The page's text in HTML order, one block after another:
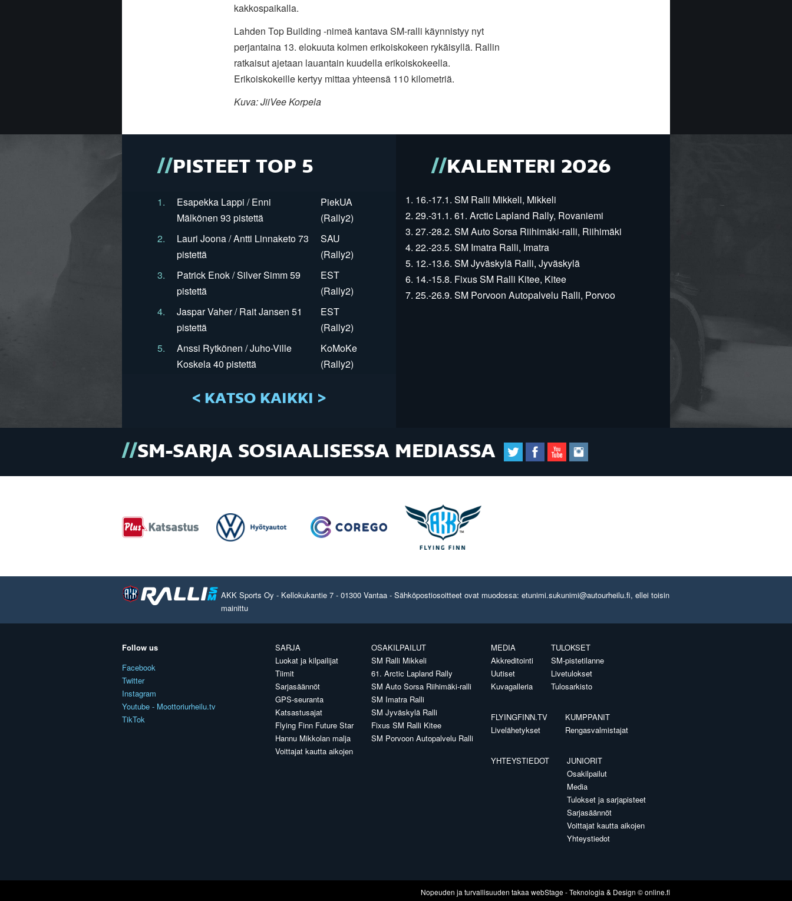
kakkospaikalla.
Lahden Top Building -nimeä kantava SM-ralli käynnistyy nyt
perjantaina 13. elokuuta kolmen erikoiskokeen rykäisyllä. Rallin
ratkaisut ajetaan lauantain kuudella erikoiskokeella.
Erikoiskokeille kertyy mittaa yhteensä 110 kilometriä.
Kuva: JiiVee Korpela
PISTEET TOP 5
1.
Esapekka Lappi / Enni
Mälkönen 93 pistettä
PiekUA
(Rally2)
2.
Lauri Joona / Antti Linnaketo 73
pistettä
SAU
(Rally2)
3.
Patrick Enok / Silver Simm 59
pistettä
EST
(Rally2)
4.
Jaspar Vaher / Rait Jansen 51
pistettä
EST
(Rally2)
5.
Anssi Rytkönen / Juho-Ville
Koskela 40 pistettä
KoMoKe
(Rally2)
< KATSO KAIKKI >
KALENTERI 2026
1. 16.-17.1. SM Ralli Mikkeli, Mikkeli
2. 29.-31.1. 61. Arctic Lapland Rally, Rovaniemi
3. 27.-28.2. SM Auto Sorsa Riihimäki-ralli, Riihimäki
4. 22.-23.5. SM Imatra Ralli, Imatra
5. 12.-13.6. SM Jyväskylä Ralli, Jyväskylä
6. 14.-15.8. Fixus SM Ralli Kitee, Kitee
7. 25.-26.9. SM Porvoon Autopalvelu Ralli, Porvoo
SM-SARJA SOSIAALISESSA MEDIASSA
AKK Sports Oy - Kellokukantie 7 - 01300 Vantaa - Sähköpostiosoitteet ovat muodossa: etunimi.sukunimi@autourheilu.fi, ellei toisin
mainittu
Follow us
Facebook
Twitter
Instagram
Youtube - Moottoriurheilu.tv
TikTok
SARJA
Luokat ja kilpailijat
Tiimit
Sarjasäännöt
GPS-seuranta
Katsastusajat
Flying Finn Future Star
Hannu Mikkolan malja
Voittajat kautta aikojen
OSAKILPAILUT
SM Ralli Mikkeli
61. Arctic Lapland Rally
SM Auto Sorsa Riihimäki-ralli
SM Imatra Ralli
SM Jyväskylä Ralli
Fixus SM Ralli Kitee
SM Porvoon Autopalvelu Ralli
MEDIA
Akkreditointi
Uutiset
Kuvagalleria
TULOKSET
SM-pistetilanne
Livetulokset
Tulosarkisto
FLYINGFINN.TV
Livelähetykset
KUMPPANIT
Rengasvalmistajat
YHTEYSTIEDOT
JUNIORIT
Osakilpailut
Media
Tulokset ja sarjapisteet
Sarjasäännöt
Voittajat kautta aikojen
Yhteystiedot
Nopeuden ja turvallisuuden takaa webStage- Teknologia & Design ©online.fi